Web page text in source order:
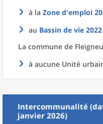
à la Zone d'emploi
au Bassin de vie 2022
La commune de
à aucune Unité
Intercommunalité
janvier 2026)